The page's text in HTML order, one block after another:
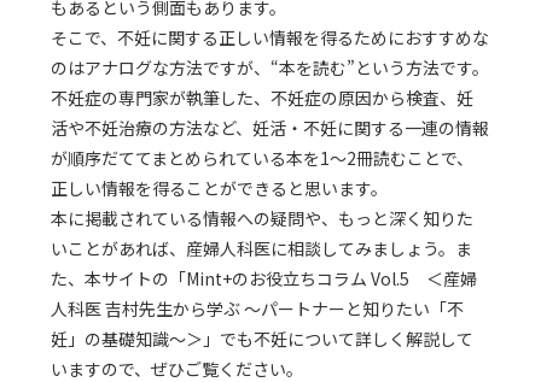
もあるという側面もあります。
そこで、不妊に関する正しい情報を得るためにおすすめな
のはアナログな方法ですが、“本を読む”という方法です。
不妊症の専門家が執筆した、不妊症の原因から検査、妊
活や不妊治療の方法など、妊活・不妊に関する一連の情報
が順序だててまとめられている本を1～2冊読むことで、
正しい情報を得ることができると思います。
本に掲載されている情報への疑問や、もっと深く知りた
いことがあれば、産婦人科医に相談してみましょう。ま
た、本サイトの「Mint+のお役立ちコラム Vol.5 ＜産婦
人科医 吉村先生から学ぶ ～パートナーと知りたい「不
妊」の基礎知識～＞」でも不妊について詳しく解説して
いますので、ぜひご覧ください。